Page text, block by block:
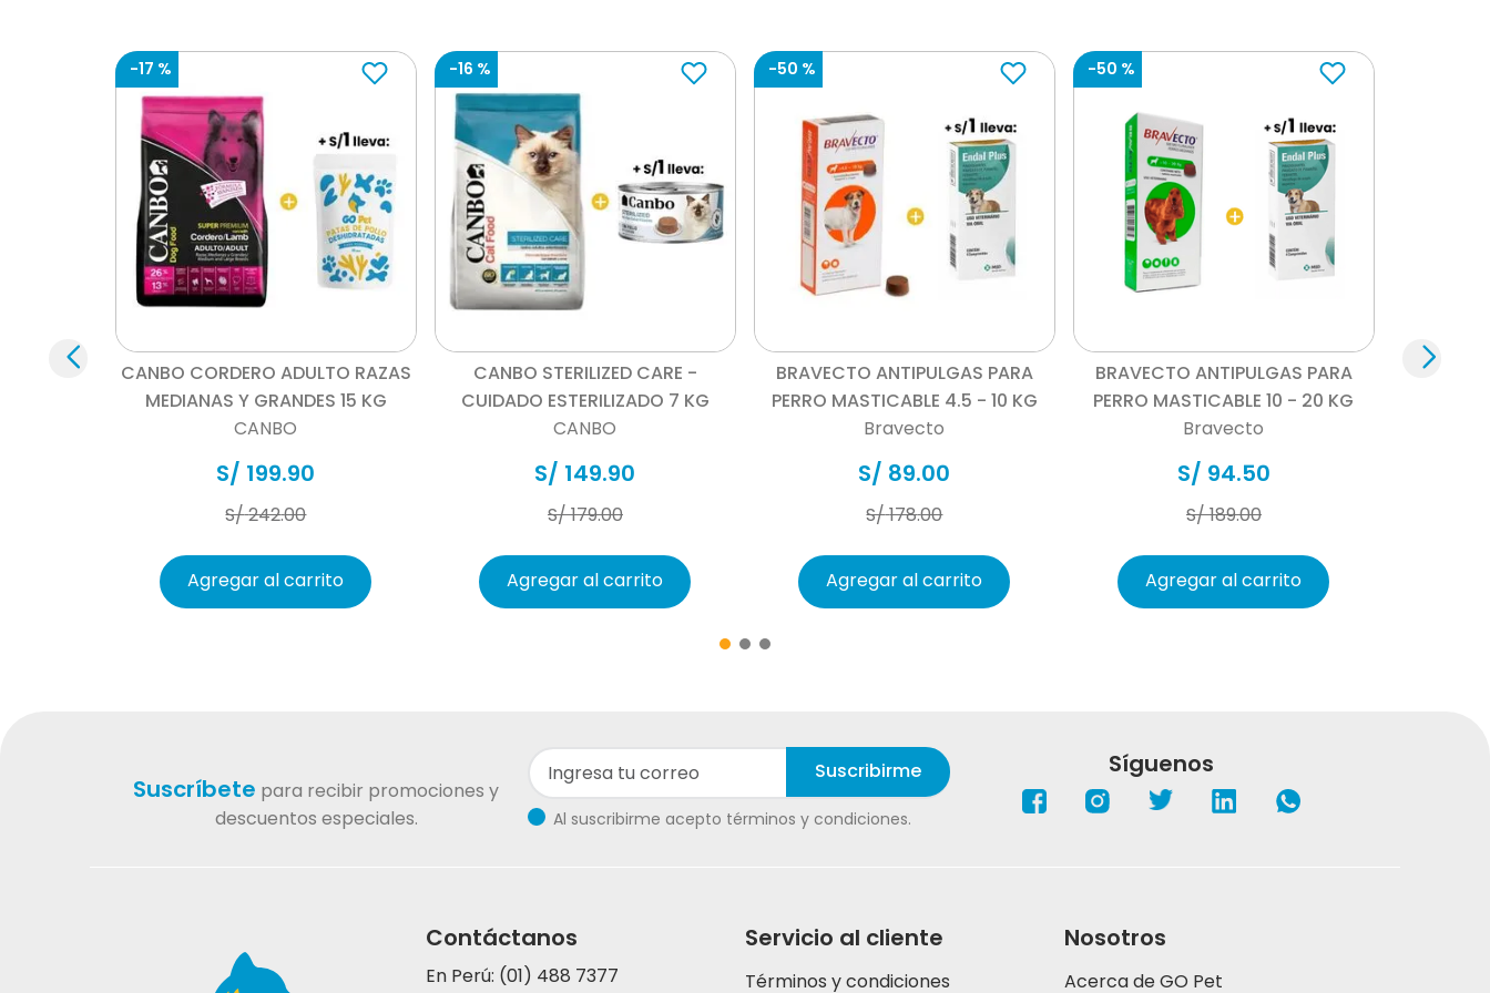
-17 %
CANBO CORDERO ADULTO RAZAS
MEDIANAS Y GRANDES 15 KG
CANBO
S/ 199.90
S/242.00
Agregar al carrito
-16 %
CANBO STERILIZED CARE -
CUIDADO ESTERILIZADO 7 KG
CANBO
S/ 149.90
S/179.00
Agregar al carrito
-50 %
BRAVECTO ANTIPULGAS PARA
PERRO MASTICABLE 4.5 - 10 KG
Bravecto
S/ 89.00
S/178.00
Agregar al carrito
-50 %
BRAVECTO ANTIPULGAS PARA
PERRO MASTICABLE 10 - 20 KG
Bravecto
S/ 94.50
S/189.00
Agregar al carrito
Suscríbete para recibir promociones y
descuentos especiales.
Suscribirme
Al suscribirme acepto términos y condiciones.
Síguenos
Contáctanos
En Perú: (01) 488 7377
Servicio al cliente
Términos y condiciones
Nosotros
Acerca de GO Pet